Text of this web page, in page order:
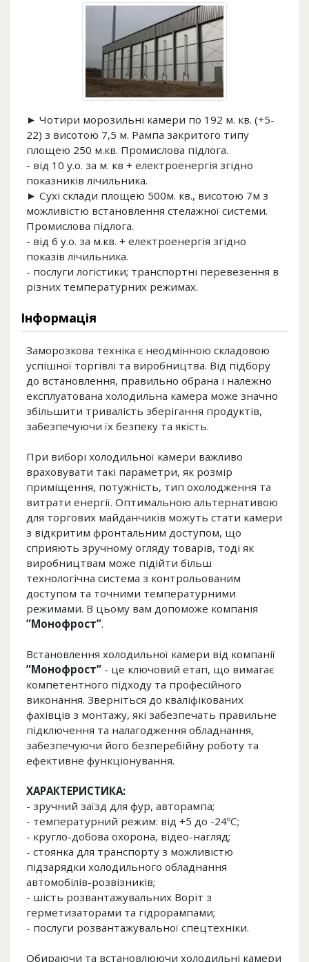
► Чотири морозильні камери по 192 м. кв. (+5-
22) з висотою 7,5 м. Рампа закритого типу
площею 250 м.кв. Промислова підлога.
- від 10 у.о. за м. кв + електроенергія згідно
показників лічильника.
► Сухі склади площею 500м. кв., висотою 7м з
можливістю встановлення стелажної системи.
Промислова підлога.
- від 6 у.о. за м.кв. + електроенергія згідно
показів лічильника.
- послуги логістики; транспортні перевезення в
різних температурних режимах.
Інформація
Заморозкова техніка є неодмінною складовою
успішної торгівлі та виробництва. Від підбору
до встановлення, правильно обрана і належно
експлуатована холодильна камера може значно
збільшити тривалість зберігання продуктів,
забезпечуючи їх безпеку та якість.
При виборі холодильної камери важливо
враховувати такі параметри, як розмір
приміщення, потужність, тип охолодження та
витрати енергії. Оптимальною альтернативою
для торгових майданчиків можуть стати камери
з відкритим фронтальним доступом, що
сприяють зручному огляду товарів, тоді як
виробництвам може підійти більш
технологічна система з контрольованим
доступом та точними температурними
режимами. В цьому вам допоможе компанія
”Монофрост”.
Встановлення холодильної камери від компанії
”Монофрост” - це ключовий етап, що вимагає
компетентного підходу та професійного
виконання. Зверніться до кваліфікованих
фахівців з монтажу, які забезпечать правильне
підключення та налагодження обладнання,
забезпечуючи його безперебійну роботу та
ефективне функціонування.
ХАРАКТЕРИСТИКА:
- зручний заїзд для фур, авторампа;
- температурний режим: від +5 до -24ºС;
- кругло-добова охорона, відео-нагляд;
- стоянка для транспорту з можливістю
підзарядки холодильного обладнання
автомобілів-розвізників;
- шість розвантажувальних Воріт з
герметизаторами та гідрорампами;
- послуги розвантажувальної спецтехніки.
Обираючи та встановлюючи холодильні камери